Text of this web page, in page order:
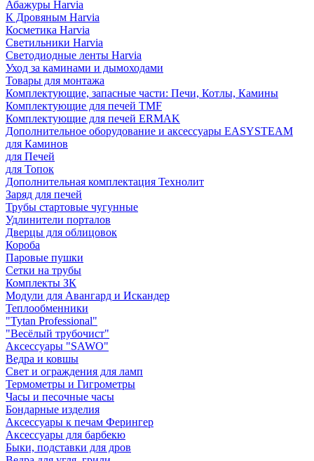
Абажуры Harvia
К Дровяным Harvia
Косметика Harvia
Светильники Harvia
Светодиодные ленты Harvia
Уход за каминами и дымоходами
Товары для монтажа
Комплектующие, запасные части: Печи, Котлы, Камины
Комплектующие для печей TMF
Комплектующие для печей ERMAK
Дополнительное оборудование и аксессуары EASYSTEAM
для Каминов
для Печей
для Топок
Дополнительная комплектация Технолит
Заряд для печей
Трубы стартовые чугунные
Удлинители порталов
Дверцы для облицовок
Короба
Паровые пушки
Сетки на трубы
Комплекты ЗК
Модули для Авангард и Искандер
Теплообменники
"Tytan Professional"
"Весёлый трубочист"
Аксессуары "SAWO"
Ведра и ковшы
Свет и ограждения для ламп
Термометры и Гигрометры
Часы и песочные часы
Бондарные изделия
Аксессуары к печам Ферингер
Аксессуары для барбекю
Быки, подставки для дров